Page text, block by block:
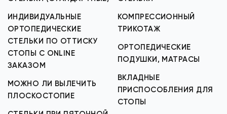
ИНДИВИДУАЛЬНЫЕ
ОРТОПЕДИЧЕСКИЕ
СТЕЛЬКИ ПО ОТТИСКУ
СТОПЫ С ONLINE
ЗАКАЗОМ
МОЖНО ЛИ ВЫЛЕЧИТЬ
ПЛОСКОСТОПИЕ
КОМПРЕССИОННЫЙ
ТРИКОТАЖ
ОРТОПЕДИЧЕСКИЕ
ПОДУШКИ, МАТРАСЫ
ВКЛАДНЫЕ
ПРИСПОСОБЛЕНИЯ ДЛЯ
СТОПЫ